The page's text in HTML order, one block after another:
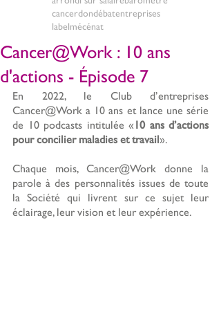
cancerdondébatentreprises
labelmécénat
Cancer@Work : 10 ans
d'actions - Épisode 7
En 2022, le Club d’entreprises
Cancer@Work a 10 ans et lance une série
de 10 podcasts intitulée « 10 ans d’actions
pour concilier maladies et travail».
Chaque mois, Cancer@Work donne la
parole à des personnalités issues de toute
la Société qui livrent sur ce sujet leur
éclairage, leur vision et leur expérience.